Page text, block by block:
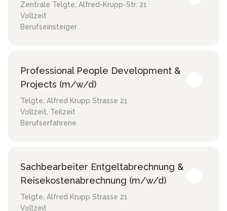
Zentrale Telgte, Alfred-Krupp-Str. 21
Vollzeit
Berufseinsteiger
Professional People Development &
Projects (m/w/d)
Telgte, Alfred Krupp Strasse 21
Vollzeit, Teilzeit
Berufserfahrene
Sachbearbeiter Entgeltabrechnung &
Reisekostenabrechnung (m/w/d)
Telgte, Alfred Krupp Strasse 21
Vollzeit